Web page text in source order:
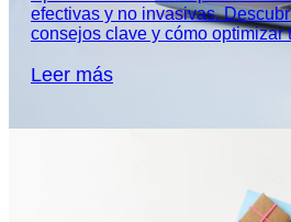
efectivas y no invasivas.
consejos clave y cómo optimizar
Leer más